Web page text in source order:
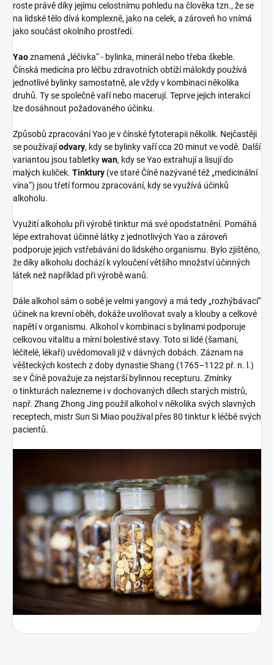
roste právě díky jejímu celostnímu pohledu na člověka tzn., že se
na lidské tělo dívá komplexně, jako na celek, a zároveň ho vnímá
jako součást okolního prostředí.
Yaoznamená „léčivka“ - bylinka, minerál nebo třeba škeble.
Čínská medicína pro léčbu zdravotních obtíží málokdy používá
jednotlivé bylinky samostatně, ale vždy v kombinaci několika
druhů. Ty se společně vaří nebo macerují. Teprve jejich interakcí
lze dosáhnout požadovaného účinku.
Způsobů zpracování Yao je v čínské fytoterapii několik. Nejčastěji
se používajíodvary, kdy se bylinky vaří cca 20 minut ve vodě. Další
variantou jsou tabletkywan, kdy se Yao extrahují a lisují do
malých kuliček. Tinktury (ve staré Číně nazývané též „medicinální
vína“) jsou třetí formou zpracování, kdy se využívá účinků
alkoholu.
Využití alkoholu při výrobě tinktur má své opodstatnění. Pomáhá
lépe extrahovat účinné látky z jednotlivých Yao a zároveň
podporuje jejich vstřebávání do lidského organismu. Bylo zjištěno,
že díky alkoholu dochází k vyloučení většího množství účinných
látek než například při výrobě wanů.
Dále alkohol sám o sobě je velmi yangový a má tedy „rozhýbávací“
účinek na krevní oběh, dokáže uvolňovat svaly a klouby a celkové
napětí v organismu. Alkohol v kombinaci s bylinami podporuje
celkovou vitalitu a mírní bolestivé stavy. Toto si lidé (šamani,
léčitelé, lékaři) uvědomovali již v dávných dobách. Záznam na
věšteckých kostech z doby dynastie Shang (1765–1122 př. n. l.)
se v Číně považuje za nejstarší bylinnou recepturu. Zmínky
o tinkturách nalezneme i v dochovaných dílech starých mistrů,
např. Zhang Zhong Jing použil alkohol v několika svých slavných
receptech, mistr Sun Si Miao používal přes 80 tinktur k léčbě svých
pacientů.